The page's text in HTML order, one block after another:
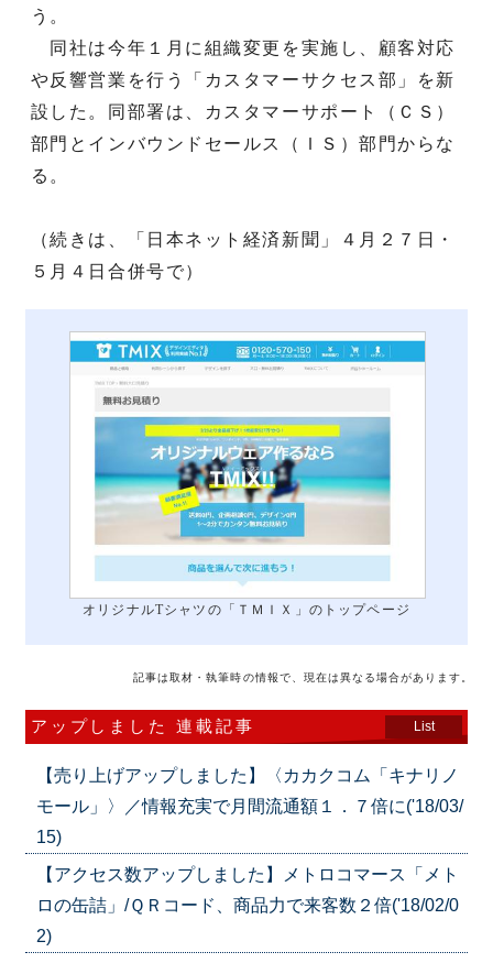
う。
同社は今年１月に組織変更を実施し、顧客対応
や反響営業を行う「カスタマーサクセス部」を新
設した。同部署は、カスタマーサポート（ＣＳ）
部門とインバウンドセールス（ＩＳ）部門からな
る。
（続きは、「日本ネット経済新聞」４月２７日・
５月４日合併号で）
オリジナルTシャツの「ＴＭＩＸ」のトップページ
記事は取材・執筆時の情報で、現在は異なる場合があります。
アップしました 連載記事 List
【売り上げアップしました】〈カカクコム「キナリノ
モール」〉／情報充実で月間流通額１．７倍に('18/03/
15)
【アクセス数アップしました】メトロコマース「メト
ロの缶詰」/ＱＲコード、商品力で来客数２倍('18/02/0
2)